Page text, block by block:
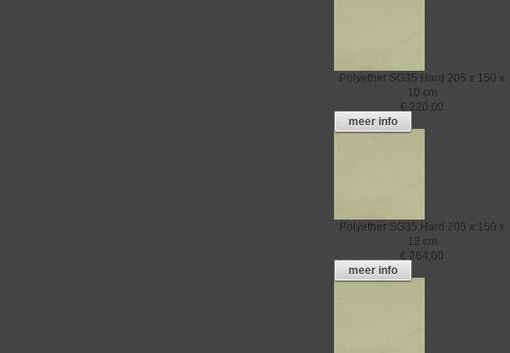
Polyether SG35 Hard 205 x 150 x
10 cm
€ 220,00
meer info
Polyether SG35 Hard 205 x 150 x
12 cm
€ 264,00
meer info